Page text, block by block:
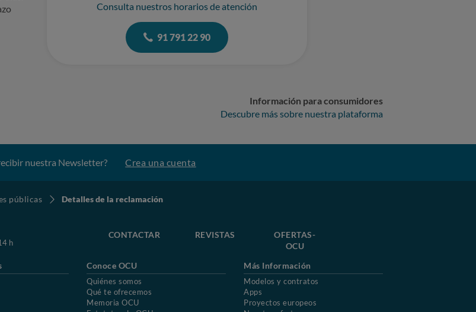
Consulta nuestros horarios de atención
91 791 22 90
Información para consumidores
Descubre más sobre nuestra plataforma
nuestra Newsletter? Crea una cuenta
públicas Detalles de la reclamación
h
CONTACTAR REVISTAS
OFERTAS-
OCU
Conoce OCU
Quiénes somos
Qué te ofrecemos
Memoria OCU
Más Información
Modelos y contratos
Apps
Proyectos europeos